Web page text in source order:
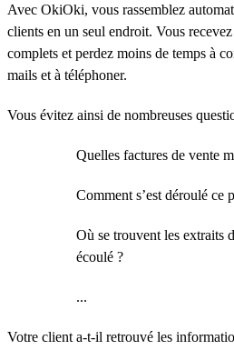
Avec OkiOki, vous rassemblez
clients en un seul endroit. Vous
complets et perdez moins de temps à
mails et à téléphoner.
Vous évitez ainsi de nombreuses
Quelles factures de vente
Comment s’est déroulé ce
Où se trouvent les extraits
écoulé ?
...
Votre client a-t-il retrouvé les